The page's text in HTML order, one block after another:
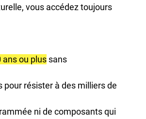
vous accédez toujours
ans ou plus sans
résister à des milliers de
ni de composants qui